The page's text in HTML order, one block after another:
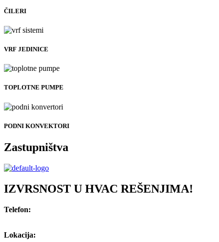
ČILERI
VRF JEDINICE
TOPLOTNE PUMPE
PODNI KONVEKTORI
Zastupništva
IZVRSNOST U HVAC REŠENJIMA!
Telefon:
Lokacija: